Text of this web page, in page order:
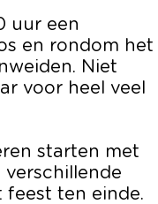
uur een
en rondom het
Niet
voor heel veel
starten met
feest ten einde.